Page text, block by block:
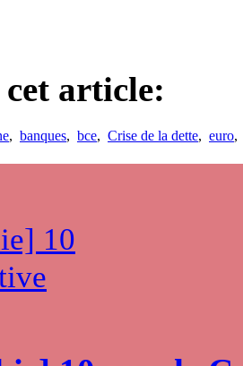
article:
, banques, bce, Crise de la dette, euro